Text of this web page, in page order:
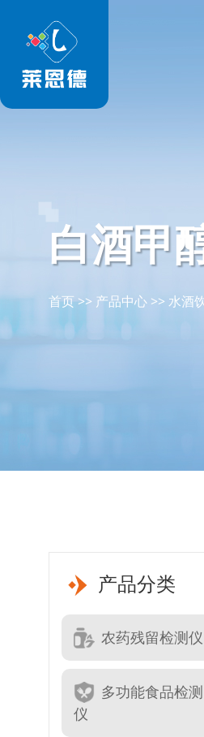
白酒甲
首页>> 产品中心 >>水酒
产品分类
农药残留检测仪
多功能食品检测
仪